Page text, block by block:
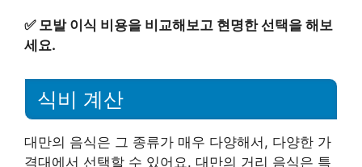
✅ 모발 이식 비용을 비교해보고 현명한 선택을 해보
세요.
식비 계산
대만의 음식은 그 종류가 매우 다양해서, 다양한 가
격대에서 선택할 수 있어요. 대만의 거리 음식은 특